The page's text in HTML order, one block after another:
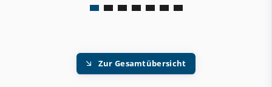
Zur Gesamtübersicht